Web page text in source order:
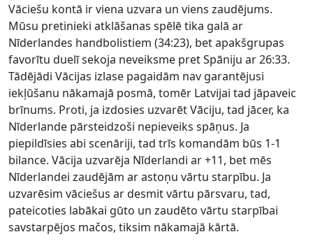
Vāciešu kontā ir viena uzvara un viens zaudējums.
Mūsu pretinieki atklāšanas spēlē tika galā ar
Nīderlandes handbolistiem (34:23), bet apakšgrupas
favorītu duelī sekoja neveiksme pret Spāniju ar 26:33.
Tādējādi Vācijas izlase pagaidām nav garantējusi
iekļūšanu nākamajā posmā, tomēr Latvijai tad jāpaveic
brīnums. Proti, ja izdosies uzvarēt Vāciju, tad jācer, ka
Nīderlande pārsteidzoši nepieveiks spāņus. Ja
piepildīsies abi scenāriji, tad trīs komandām būs 1-1
bilance. Vācija uzvarēja Nīderlandi ar +11, bet mēs
Nīderlandei zaudējām ar astoņu vārtu starpību. Ja
uzvarēsim vāciešus ar desmit vārtu pārsvaru, tad,
pateicoties labākai gūto un zaudēto vārtu starpībai
savstarpējos mačos, tiksim nākamajā kārtā.